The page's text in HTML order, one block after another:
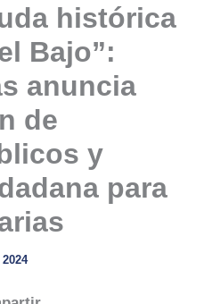
histórica
Bajo”:
anuncia
de
y
para